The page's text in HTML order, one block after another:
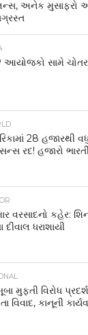
અનેક મુસાફરો
આયોજકો સામે
28 હજારથી
રદ! હજારો
વરસાદનો કહેર:
દીવાલ ધરાશાયી
મુફ્તી વિરોધ
વિવાદ, કાનૂની